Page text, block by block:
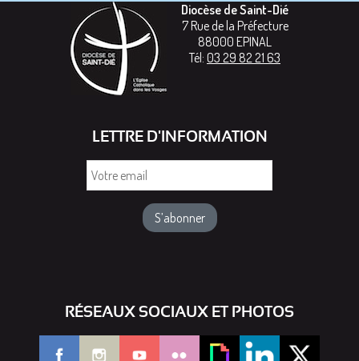
Diocèse de Saint-Dié
7 Rue de la Préfecture
88000 EPINAL
Tél: 03 29 82 21 63
LETTRE D'INFORMATION
RÉSEAUX SOCIAUX ET PHOTOS